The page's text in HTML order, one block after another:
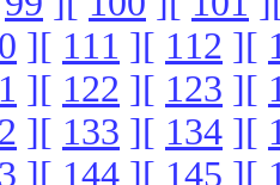
][ 111 ][ 112 ][
][ 122 ][ 123 ][
][ 133 ][ 134 ][
][ 144 ][ 145 ][